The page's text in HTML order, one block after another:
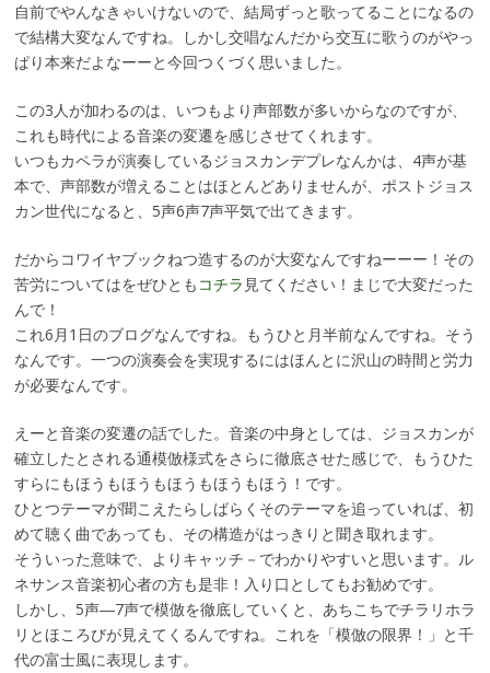
自前でやんなきゃいけないので、結局ずっと歌ってることになるの
で結構大変なんですね。しかし交唱なんだから交互に歌うのがやっ
ぱり本来だよなーーと今回つくづく思いました。
この3人が加わるのは、いつもより声部数が多いからなのですが、
これも時代による音楽の変遷を感じさせてくれます。
いつもカペラが演奏しているジョスカンデプレなんかは、4声が基
本で、声部数が増えることはほとんどありませんが、ポストジョス
カン世代になると、5声6声7声平気で出てきます。
だからコワイヤブックねつ造するのが大変なんですねーーー！その
苦労についてはをぜひとも コチラ 見てください！まじで大変だった
んで！
これ6月1日のブログなんですね。もうひと月半前なんですね。そう
なんです。一つの演奏会を実現するにはほんとに沢山の時間と労力
が必要なんです。
えーと音楽の変遷の話でした。音楽の中身としては、ジョスカンが
確立したとされる通模倣様式をさらに徹底させた感じで、もうひた
すらにもほうもほうもほうもほうもほう！です。
ひとつテーマが聞こえたらしばらくそのテーマを追っていれば、初
めて聴く曲であっても、その構造がはっきりと聞き取れます。
そういった意味で、よりキャッチ－でわかりやすいと思います。ル
ネサンス音楽初心者の方も是非！入り口としてもお勧めです。
しかし、5声―7声で模倣を徹底していくと、あちこちでチラリホラ
リとほころびが見えてくるんですね。これを「模倣の限界！」と千
代の富士風に表現します。